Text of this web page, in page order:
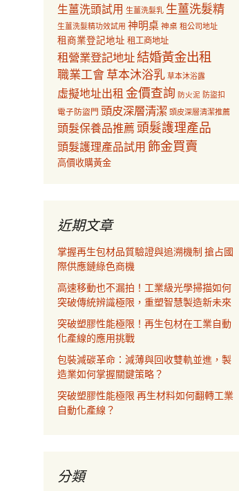
生薑洗頭試用 生薑洗髮乳 生薑洗髮精
生薑洗髮精功效試用 神明桌 神桌 租公司地址
租商業登記地址 租工商地址
租營業登記地址結婚黃金出租
職業工會草本沐浴乳 草本沐浴露
虛擬地址出租 金價查詢 防火泥 防盜扣
電子防盜門 頭皮深層清潔 頭皮深層清潔推薦
頭髮保養品推薦 頭髮護理產品
頭髮護理產品試用 飾金買賣
高價收購黃金
近期文章
掌握再生包材品質驗證與追溯機制 搶占國
際供應鏈綠色商機
高速移動也不漏拍！工業級光學掃描如何
突破傳統辨識極限，重塑智慧製造新未來
突破塑膠性能極限！再生包材在工業自動
化產線的應用挑戰
包裝減碳革命：減薄與回收雙軌並進，製
造業如何掌握關鍵策略？
突破塑膠性能極限 再生材料如何翻轉工業
自動化產線？
分類